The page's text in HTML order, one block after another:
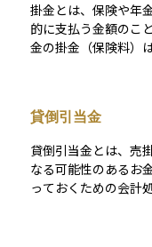
掛金とは、保険や年
的に支払う金額のこ
金の掛金（保険料）
なり、法律や契約内
貸倒引当金
貸倒引当金とは、売
なる可能性のあるお
っておくための会計